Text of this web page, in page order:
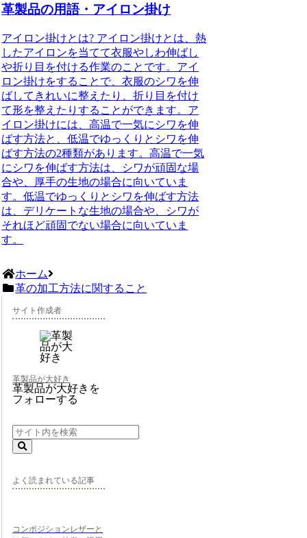
革製品の用語・アイロン掛け
アイロン掛けとは? アイロン掛けとは、熱
したアイロンを当てて衣服やしわ伸ばし
や折り目を付ける作業のことです。アイ
ロン掛けをすることで、衣服のシワを伸
ばしてきれいに整えたり、折り目を付け
て形を整えたりすることができます。ア
イロン掛けには、高温で一気にシワを伸
ばす方法と、低温でゆっくりとシワを伸
ばす方法の2種類があります。高温で一気
にシワを伸ばす方法は、シワが頑固な場
合や、厚手の生地の場合に向いていま
す。低温でゆっくりとシワを伸ばす方法
は、デリケートな生地の場合や、シワが
それほど頑固でない場合に向いていま
す。
ホーム
革の加工方法に関すること
サイト作成者
革製品が大好き
革製品が大好きを
フォローする
よく読まれている記事
コンポジションレザーと